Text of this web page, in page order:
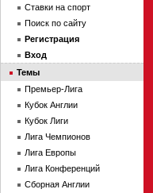
Ставки на спорт
Поиск по сайту
Регистрация
Вход
Темы
Премьер-Лига
Кубок Англии
Кубок Лиги
Лига Чемпионов
Лига Европы
Лига Конференций
Сборная Англии